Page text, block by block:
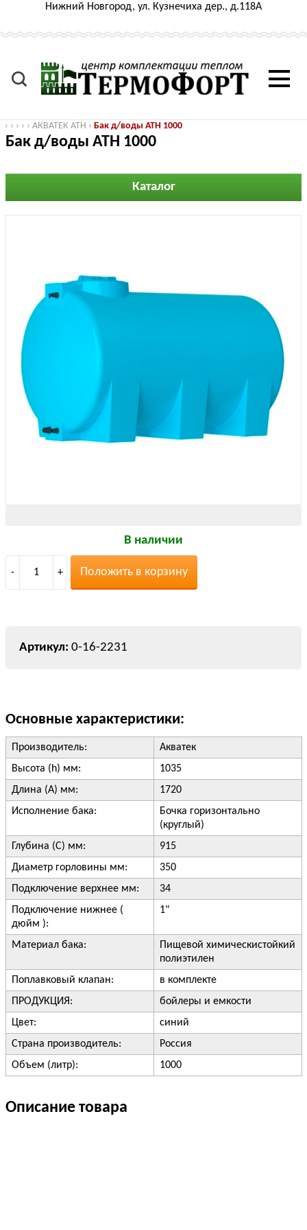
Нижний Новгород, ул. Кузнечиха дер., д.118А
› › › › › АКВАТЕК ATH › Бак д/воды ATH 1000
Бак д/воды ATH 1000
Каталог
В наличии
- 1 + Положить в корзину
0-16-2231
Основные характеристики:
Производитель:
Акватек
Высота (h) мм:
1035
Длина (А) мм:
1720
Исполнение бака:
Бочка горизонтально
(круглый)
Глубина (С) мм:
915
Диаметр горловины мм:
350
Подключение верхнее мм:
34
Подключение нижнее (
дюйм ):
1"
Материал бака:
Пищевой химическистойкий
полиэтилен
Поплавковый клапан:
в комплекте
ПРОДУКЦИЯ:
бойлеры и емкости
Цвет:
синий
Страна производитель:
Россия
Объем (литр):
1000
Описание товара